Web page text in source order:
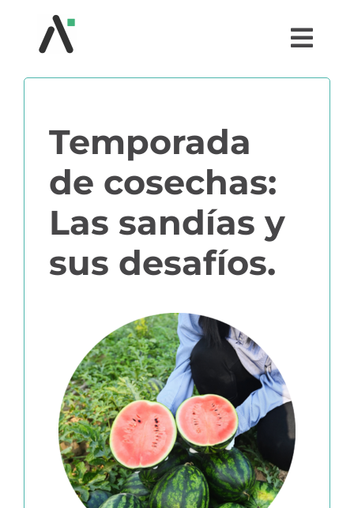
¿QUÉ ES AGRI?
MÓDULOS
TESTIMONIOS
COMUNIDAD AGRI
EBOOKS Y RECURSOS
PRUÉBALO GRATIS
Temporada
de cosechas:
Las sandías y
sus desafíos.